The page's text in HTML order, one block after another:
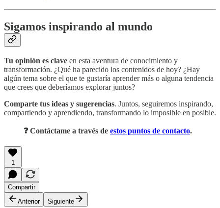
Sigamos inspirando al mundo
Tu opinión es clave en esta aventura de conocimiento y
transformación. ¿Qué ha parecido los contenidos de hoy? ¿Hay
algún tema sobre el que te gustaría aprender más o alguna tendencia
que crees que deberíamos explorar juntos?
Comparte tus ideas y sugerencias. Juntos, seguiremos inspirando,
compartiendo y aprendiendo, transformando lo imposible en posible.
❓ Contáctame a través de estos puntos de contacto.
1
Compartir
Anterior
Siguiente